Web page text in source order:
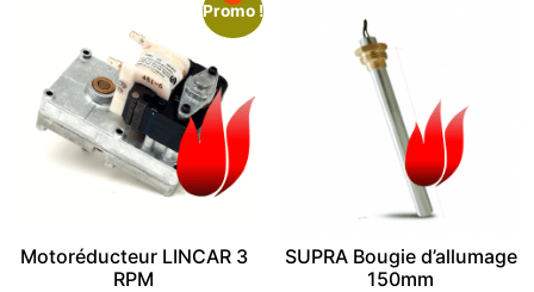
Promo !
Motoréducteur LINCAR 3
RPM
SUPRA Bougie d’allumage
150mm